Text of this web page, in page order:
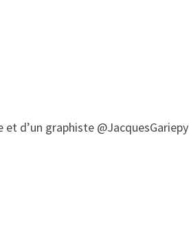
d’un graphiste @JacquesGariepy